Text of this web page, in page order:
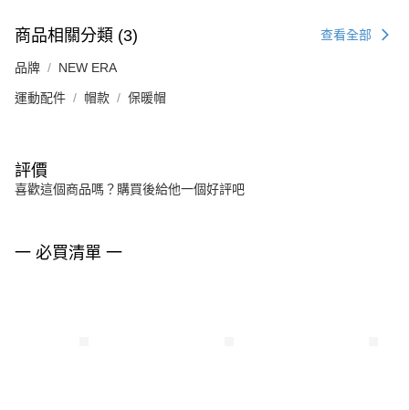
商品相關分類 (3) 查看全部
品牌 NEW ERA
運動配件 帽款 保暖帽
評價
喜歡這個商品嗎？購買後給他一個好評吧
一 必買清單 一